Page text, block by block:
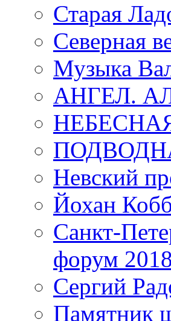
Старая
Северная
Музыка
АНГЕЛ.
Невский
Йохан
Санкт-
форум 2018
Сергий
Памятник